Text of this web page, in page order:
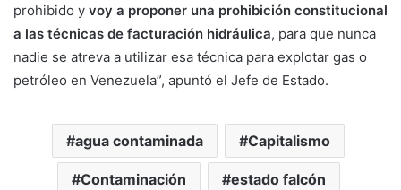
prohibido y voy a proponer una prohibición constitucional
a las técnicas de facturación hidráulica, para que nunca
nadie se atreva a utilizar esa técnica para explotar gas o
petróleo en Venezuela”, apuntó el Jefe de Estado.
agua contaminada Capitalismo
Contaminación estado falcón